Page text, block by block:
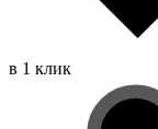
в 1 клик